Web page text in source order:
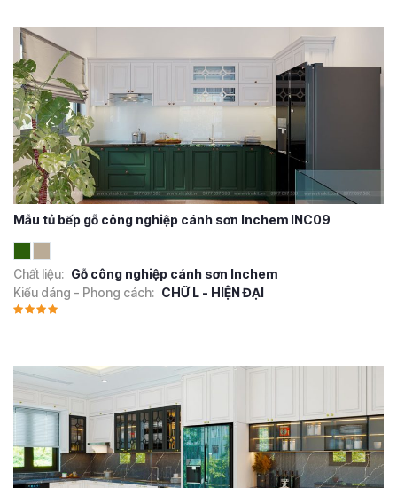
Mẫu tủ bếp gỗ công nghiệp cánh sơn Inchem INC09
Chất liệu: Gỗ công nghiệp cánh sơn Inchem
Kiểu dáng - Phong cách: CHỮ L - HIỆN ĐẠI